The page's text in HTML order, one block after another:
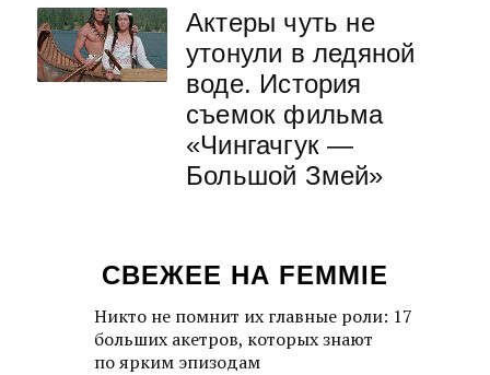
Актеры чуть не
утонули в ледяной
воде. История
съемок фильма
«Чингачгук —
Большой Змей»
СВЕЖЕЕ НА FEMMIE
Никто не помнит их главные роли: 17
больших акетров, которых знают
по ярким эпизодам